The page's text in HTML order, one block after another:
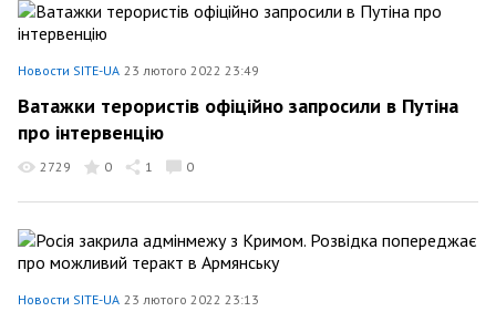
Новости SITE-UA 23 лютого 2022 23:49
Ватажки терористів офіційно запросили в Путіна
про інтервенцію
2729 0 1 0
Новости SITE-UA 23 лютого 2022 23:13